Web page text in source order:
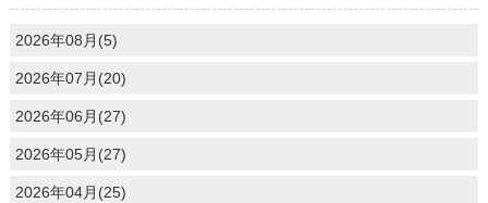
2026年08月(5)
2026年07月(20)
2026年06月(27)
2026年05月(27)
2026年04月(25)